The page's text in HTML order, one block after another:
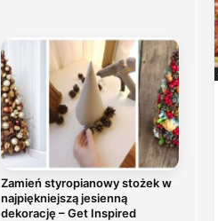
Zamień styropianowy stożek w
najpiękniejszą jesienną
dekorację – Get Inspired